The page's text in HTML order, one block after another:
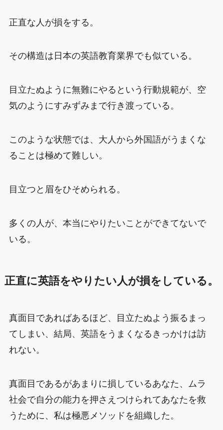
正直な人が損をする。
その構造は日本の英語教育業界でも似ている。
目立たぬように無難にやるという行動規範が、空
気のようにすみずみまで行き渡っている。
このような状態では、大人から外国語がうまくな
ることは極めて難しい。
目立つと眉をひそめられる。
多くの人が、本当にやりたいことができてないで
いる。
正直に英語をやりたい人が損をしている。
真面目であればあるほど、目立たぬよう振るまっ
てしまい、結局、英語をうまくなるきっかけは訪
れない。
真面目であるがあまりに損しているあなた、ムラ
社会で自分の能力を押さえつけられてあなたを救
うために、私は極悪メソッドを組織した。